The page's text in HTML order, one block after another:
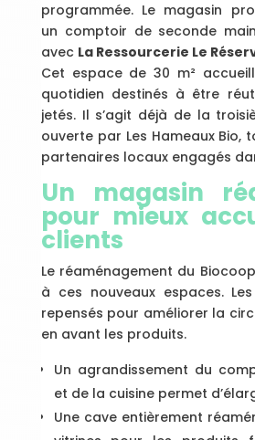
programmée. Le magasin
un comptoir de seconde
avec La Ressourcerie Le
Cet espace de 30 m²
quotidien destinés à être
jetés. Il s’agit déjà de la
ouverte par Les Hameaux Bio,
partenaires locaux engagés
Un magasin
pour mieux
clients
Le réaménagement du
à ces nouveaux espaces.
repensés pour améliorer la
en avant les produits.
Un agrandissement du
et de la cuisine permet
Une cave entièrement